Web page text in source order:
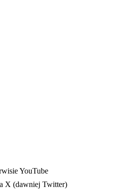
YouTube
X (dawniej Twitter)